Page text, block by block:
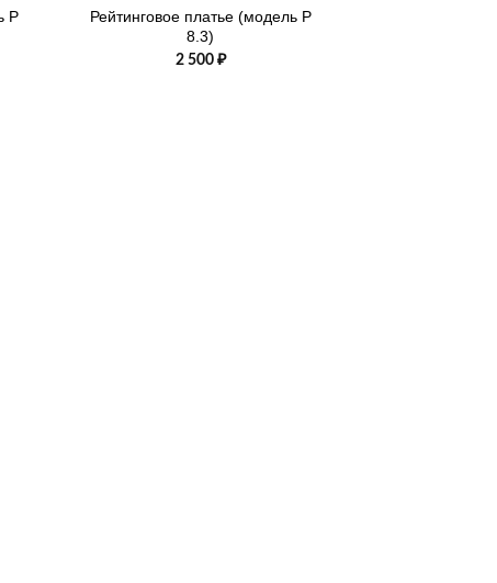
Р
Рейтинговое платье (модель Р
8.3)
2 500 ₽